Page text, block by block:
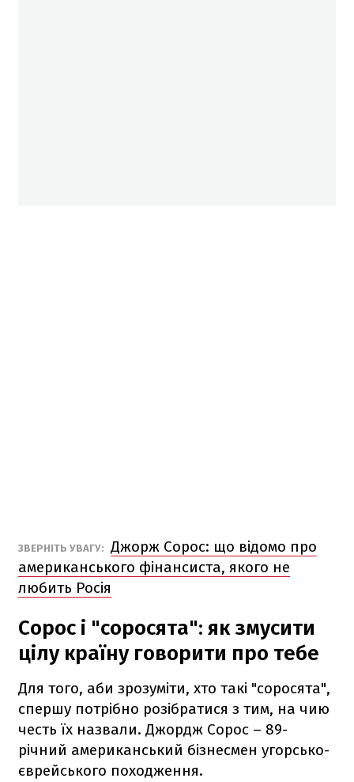
ЗВЕРНІТЬ УВАГУ: Джорж Сорос: що відомо про
американського фінансиста, якого не
любить Росія
Сорос і "соросята": як змусити
цілу країну говорити про тебе
Для того, аби зрозуміти, хто такі "соросята",
спершу потрібно розібратися з тим, на чию
честь їх назвали. Джордж Сорос – 89-
річний американський бізнесмен угорсько-
єврейського походження.